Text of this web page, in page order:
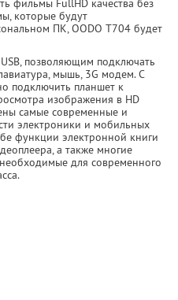
фильмы FullHD качества без
которые будут
ПК, OODO T704 будет
позволяющим подключать
мышь, 3G модем. С
подключить планшет к
изображения в HD
самые современные и
электроники и мобильных
функции электронной книги
а также многие
для современного